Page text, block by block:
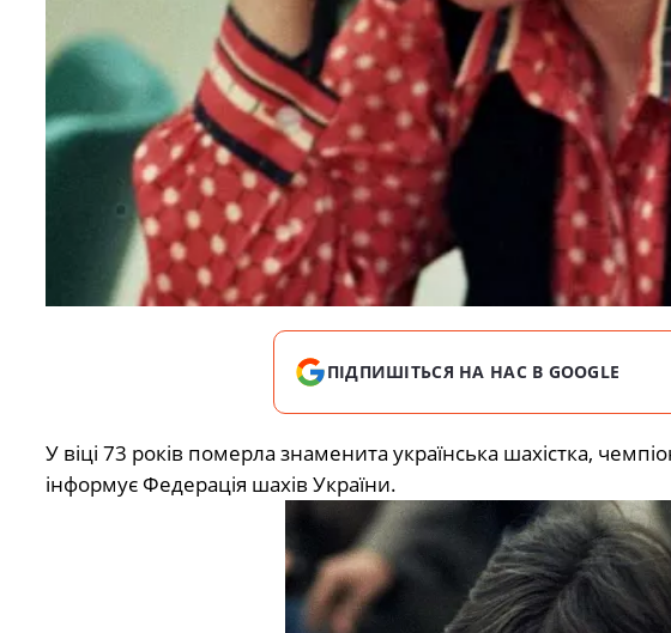
ПІДПИШІТЬСЯ НА НАС В GOOGLE
У віці 73 років померла знаменита українська шахістка,
інформуєФедерація шахів України.